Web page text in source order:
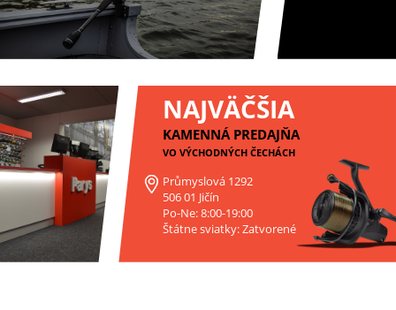
NAJVÄČŠIA
KAMENNÁ PREDAJŇA
VO VÝCHODNÝCH ČECHÁCH
Průmyslová 1292
506 01 Jičín
Po-Ne: 8:00-19:00
Štátne sviatky: Zatvorené